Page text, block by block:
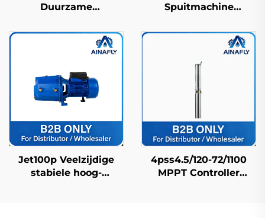
Duurzame
Zonnedieppomp
Lange Levensduur &
Spuitmachine
Boerderijspuitmachine
Pesticidenspuitmachine
Hogedrukbekende
Jet100p Veelzijdige
stabiele hoog-
4pss4.5/120-72/1100
MPPT Controller